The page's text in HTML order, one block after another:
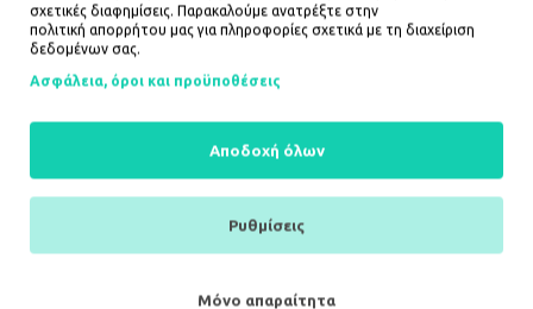
99,04€
ΚΑΛΆΘΙ
99,04€
σχετικές διαφημίσεις. Παρακαλούμε ανατρέξτε στην
πολιτική απορρήτου μας για πληροφορίες σχετικά με τη διαχείριση
δεδομένων σας.
Ασφάλεια, όροι και προϋποθέσεις
Αποδοχή όλων
Ρυθμίσεις
Μόνο απαραίτητα